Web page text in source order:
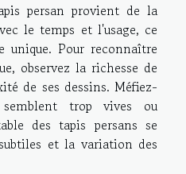
persan provient de la
le temps et l'usage, ce
unique. Pour reconnaître
observez la richesse de
de ses dessins. Méfiez-
trop vives ou
des tapis persans se
et la variation des